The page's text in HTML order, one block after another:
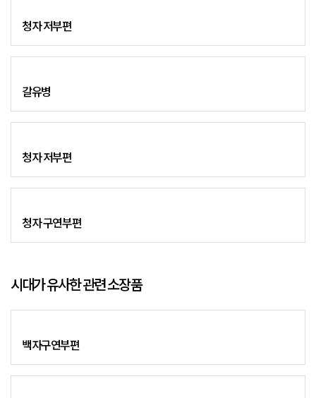
청자 저부편
갈유병
청자 저부편
청자 구연부편
시대가 유사한 관련 소장품
백자구연부편